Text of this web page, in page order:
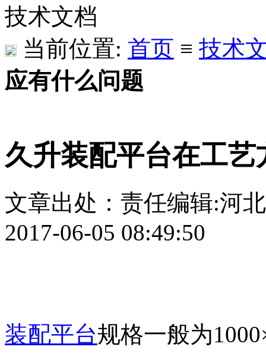
技术文档
当前位置: 首页 ≡ 技术
应有什么问题
久升装配平台在工
文章出处： 责任编辑:河
2017-06-05 08:49:50
装配平台规格一般为